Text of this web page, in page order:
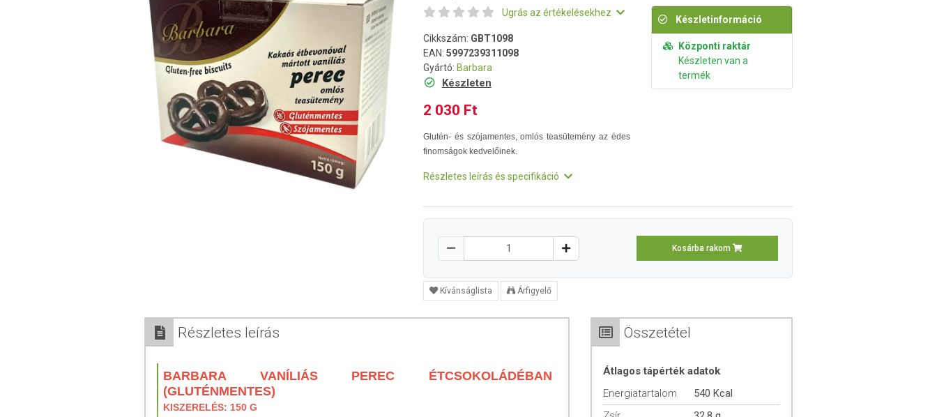
Ugrás az értékelésekhez
Cikkszám: GBT1098
EAN: 5997239311098
Gyártó: Barbara
Készleten
2 030 Ft
Glutén- és szójamentes, omlós teasütemény az édes
finomságok kedvelőinek.
Részletes leírás és specifikáció
Készletinformáció
Központi raktár
Készleten van a
termék
Kosárba rakom
Kívánságlista Árfigyelő
Részletes leírás
BARBARA VANÍLIÁS PEREC ÉTCSOKOLÁDÉBAN
(GLUTÉNMENTES)
KISZERELÉS: 150 G
Összetétel
Átlagos tápérték adatok
Energiatartalom
540 Kcal